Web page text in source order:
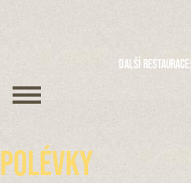
Další restaurace
Polévky